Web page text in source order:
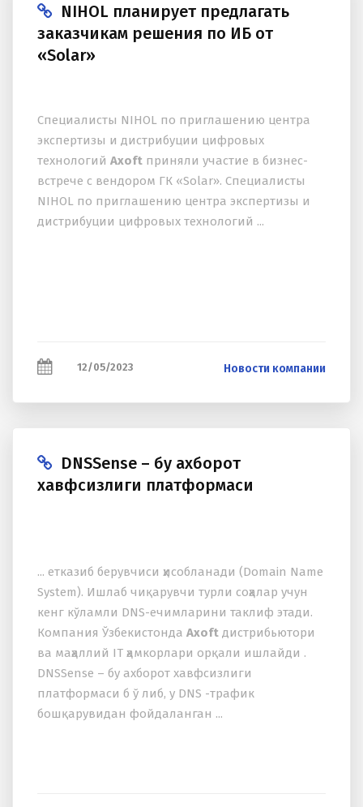
NIHOL планирует предлагать
заказчикам решения по ИБ от
«Solar»
Специалисты NIHOL по приглашению центра
экспертизы и дистрибуции цифровых
технологий Axoft приняли участие в бизнес-
встрече с вендором ГК «Solar». Специалисты
NIHOL по приглашению центра экспертизы и
дистрибуции цифровых технологий ...
12/05/2023 Новости компании
DNSSense – бу аxборот
xавфсизлиги платформаси
... етказиб берувчиси ҳисобланади (Domain Name
System). Ишлаб чиқарувчи турли соҳалар учун
кенг кўламли DNS-ечимларини таклиф этади.
Компания Ўзбекистонда Axoft дистрибьютори
ва маҳаллий IT ҳамкорлари орқали ишлайди .
DNSSense – бу аxборот xавфсизлиги
платформаси б ў либ, у DNS -трафик
бошқарувидан фойдаланган ...